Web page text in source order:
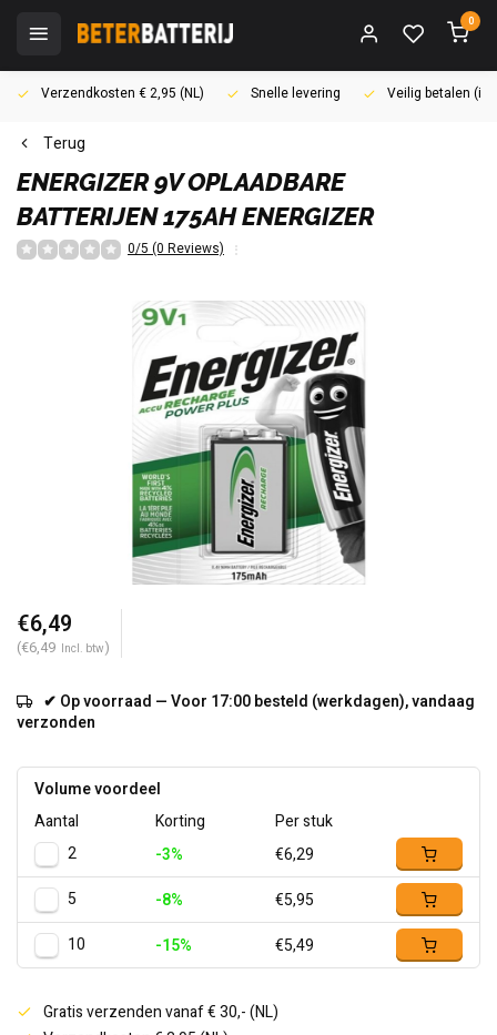
0
Verzendkosten € 2,95 (NL) Snelle levering Veilig betalen
Terug
ENERGIZER9V OPLAADBARE
BATTERIJEN 175AH ENERGIZER
0/5 (0 Reviews)
€6,49
(€6,49 Incl. btw)
✔ Op voorraad — Voor 17:00 besteld (werkdagen), vandaag
verzonden
Volume voordeel
Aantal
Korting
Per stuk
2
-3%
€6,29
5
-8%
€5,95
10
-15% €5,49
Gratis verzenden vanaf € 30,- (NL)